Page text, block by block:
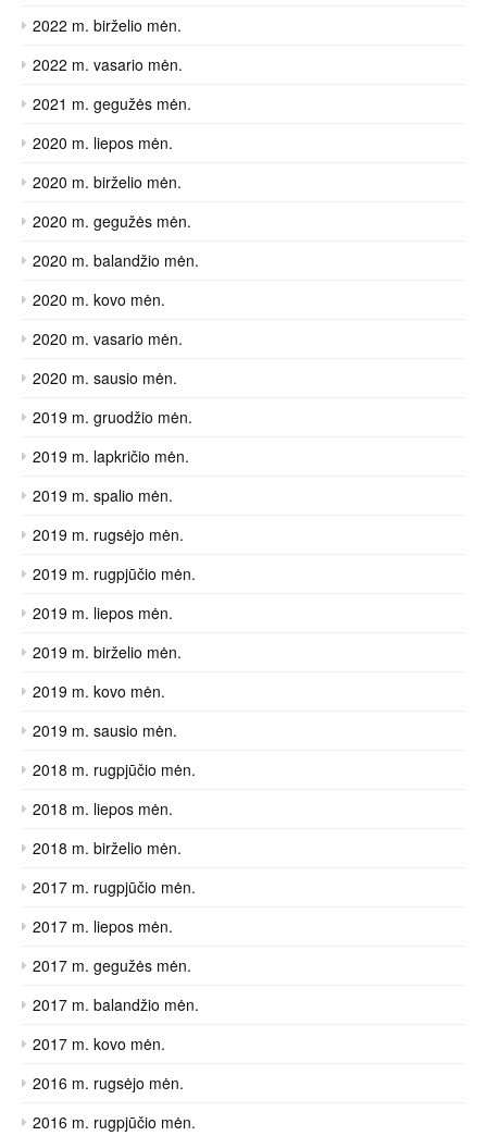
2022 m. birželio mėn.
2022 m. vasario mėn.
2021 m. gegužės mėn.
2020 m. liepos mėn.
2020 m. birželio mėn.
2020 m. gegužės mėn.
2020 m. balandžio mėn.
2020 m. kovo mėn.
2020 m. vasario mėn.
2020 m. sausio mėn.
2019 m. gruodžio mėn.
2019 m. lapkričio mėn.
2019 m. spalio mėn.
2019 m. rugsėjo mėn.
2019 m. rugpjūčio mėn.
2019 m. liepos mėn.
2019 m. birželio mėn.
2019 m. kovo mėn.
2019 m. sausio mėn.
2018 m. rugpjūčio mėn.
2018 m. liepos mėn.
2018 m. birželio mėn.
2017 m. rugpjūčio mėn.
2017 m. liepos mėn.
2017 m. gegužės mėn.
2017 m. balandžio mėn.
2017 m. kovo mėn.
2016 m. rugsėjo mėn.
2016 m. rugpjūčio mėn.